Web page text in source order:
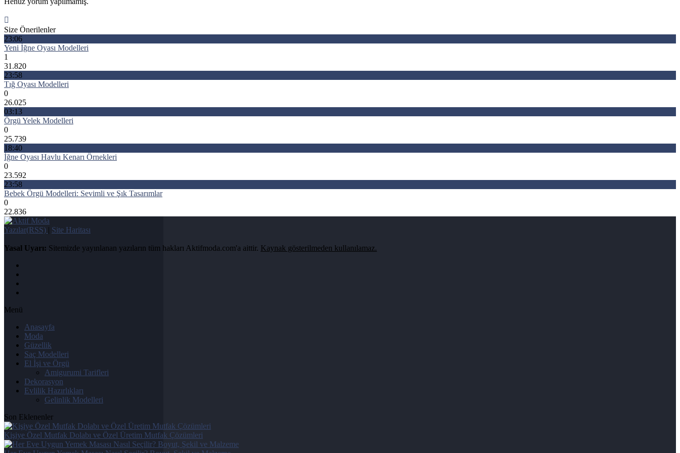
Size Önerilenler
23:06
Yeni İğne Oyası Modelleri
1
31.820
23:58
Tığ Oyası Modelleri
0
26.025
03:13
Örgü Yelek Modelleri
0
25.739
18:40
İğne Oyası Havlu Kenarı Örnekleri
0
23.592
23:58
Bebek Örgü Modelleri: Sevimli ve Şık Tasarımlar
0
22.836
Yazılar(RSS) | Site Haritası
Yasal Uyarı: Sitemizde yayınlanan yazıların tüm hakları Aktifmoda.com'a aittir. Kaynak gösterilmeden kullanılamaz.
Menü
Anasayfa
Moda
Güzellik
Saç Modelleri
El İşi ve Örgü
Amigurumi Tarifleri
Dekorasyon
Evlilik Hazırlıkları
Gelinlik Modelleri
Son Eklenenler
Kişiye Özel Mutfak Dolabı ve Özel Üretim Mutfak Çözümleri